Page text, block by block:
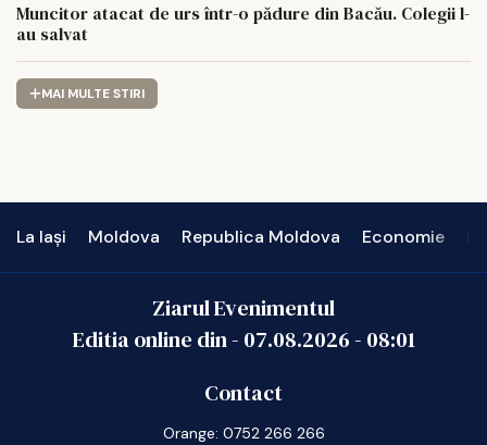
Muncitor atacat de urs într-o pădure din Bacău. Colegii l-
au salvat
MAI MULTE STIRI
La Iași Moldova Republica Moldova Economie
Ziarul Evenimentul
Editia online din - 07.08.2026- 08:01
Contact
Orange: 0752 266 266